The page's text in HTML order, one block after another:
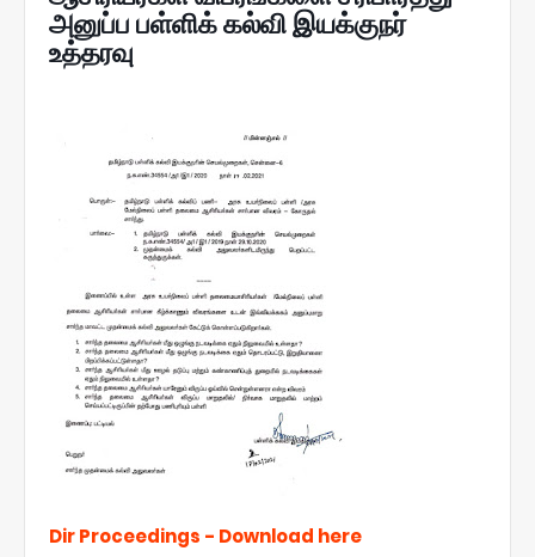
அனுப்ப பள்ளிக் கல்வி இயக்குநர்
உத்தரவு
Dir Proceedings - Download here